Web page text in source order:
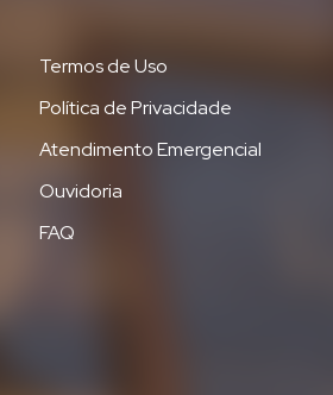
Termos de Uso
Política de Privacidade
Atendimento Emergencial
Ouvidoria
FAQ